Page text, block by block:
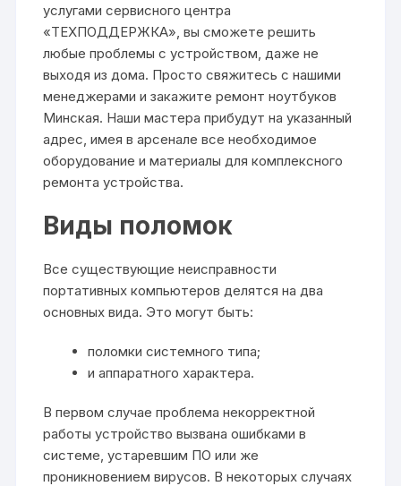
услугами сервисного центра
«ТЕХПОДДЕРЖКА», вы сможете решить
любые проблемы с устройством, даже не
выходя из дома. Просто свяжитесь с нашими
менеджерами и закажитеремонт ноутбуков
Минская. Наши мастера прибудут на указанный
адрес, имея в арсенале все необходимое
оборудование и материалы для комплексного
ремонта устройства.
Виды поломок
Все существующие неисправности
портативных компьютеров делятся на два
основных вида. Это могут быть:
поломки системного типа;
и аппаратного характера.
В первом случае проблема некорректной
работы устройство вызвана ошибками в
системе, устаревшим ПО или же
проникновением вирусов. В некоторых случаях